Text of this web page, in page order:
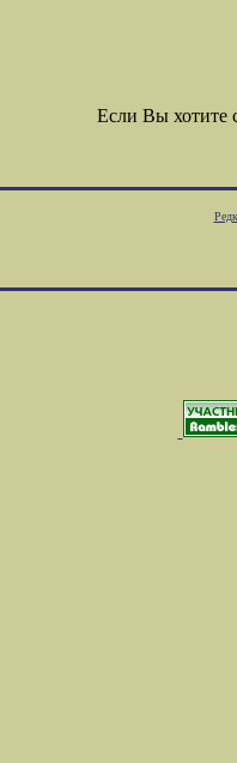
Если Вы хотите